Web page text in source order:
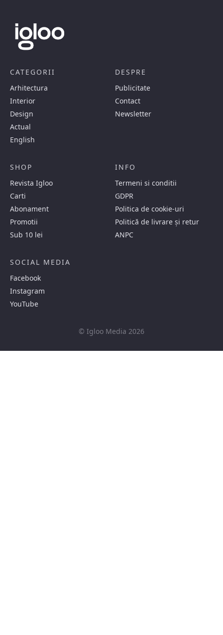
CATEGORII
Arhitectura
Interior
Design
Actual
English
DESPRE
Publicitate
Contact
Newsletter
SHOP
Revista Igloo
Carti
Abonament
Promotii
Sub 10 lei
INFO
Termeni si conditii
GDPR
Politica de cookie-uri
Politică de livrare și retur
ANPC
SOCIAL MEDIA
Facebook
Instagram
YouTube
© Igloo Media 2026